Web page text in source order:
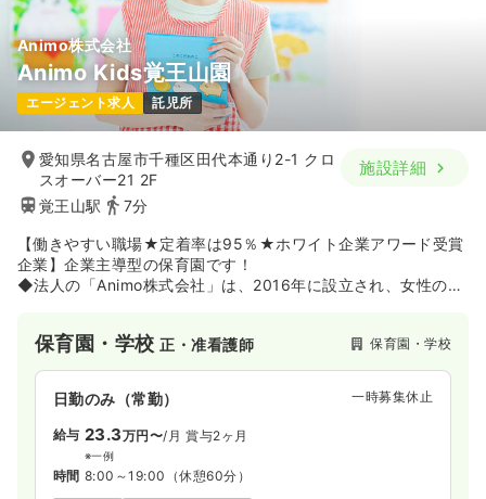
Animo株式会社
Animo Kids覚王山園
エージェント求人 託児所
愛知県名古屋市千種区田代本通り2-1 クロ
スオーバー21 2F
覚王山駅
7分
施設詳細
【働きやすい職場★定着率は95％★ホワイト企業アワード受賞
企業】企業主導型の保育園です！
◆法人の「Animo株式会社」は、2016年に設立され、女性の社
ています。
◆第三回 「ホワイト企業アワード」にて託児所部門を受賞して
います。誰にとっても働きやすい職場作りに自信があります。
保育園・学校正・准看護師 保育園・学校
日勤のみ（常勤） 一時募集休止
給与 23.3万円〜/月 賞与2ヶ月
※一例
時間 8:00～19:00 （休憩60分）